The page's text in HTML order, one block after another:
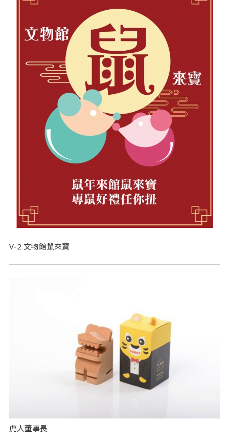
V-2 文物館鼠來寶
虎人董事長